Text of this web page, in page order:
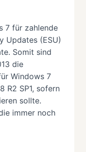
7 für zahlende
Updates (ESU)
Somit sind
die
Windows 7
R2 SP1, sofern
sollte.
immer noch